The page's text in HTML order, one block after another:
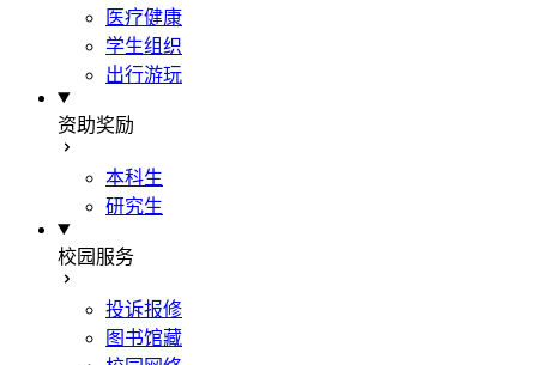
医疗健康
学生组织
出行游玩
资助奖励
本科生
研究生
校园服务
投诉报修
图书馆藏